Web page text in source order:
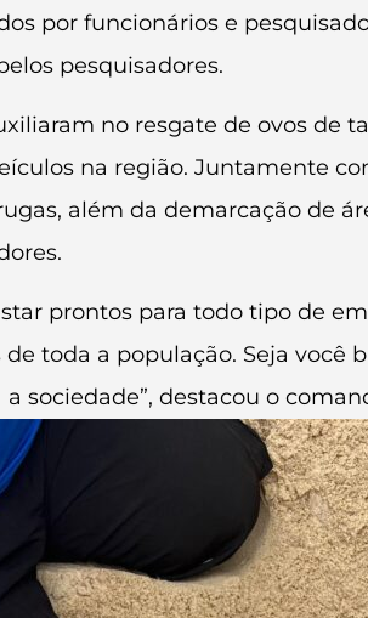
por funcionários e
pesquisadores.
no resgate de ovos de
na região. Juntamente
além da demarcação de
prontos para todo tipo de
de toda a população. Seja
sociedade”, destacou o